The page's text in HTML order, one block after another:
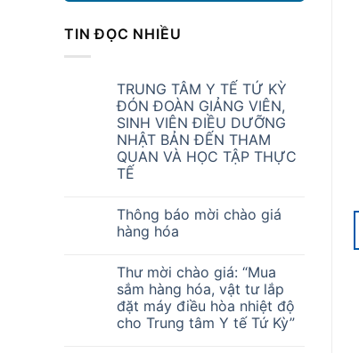
TIN ĐỌC NHIỀU
TRUNG TÂM Y TẾ TỨ KỲ
ĐÓN ĐOÀN GIẢNG VIÊN,
SINH VIÊN ĐIỀU DƯỠNG
NHẬT BẢN ĐẾN THAM
QUAN VÀ HỌC TẬP THỰC
TẾ
Thông báo mời chào giá
hàng hóa
Thư mời chào giá: “Mua
sắm hàng hóa, vật tư lắp
đặt máy điều hòa nhiệt độ
cho Trung tâm Y tế Tứ Kỳ”